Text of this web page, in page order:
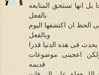
انها تستحق المتابعه
بالفعل
الحظ ان اكتشفها اليوم
وبالفعل
فى هذه الدنيا قدرا
اعجبنى موضوعات
قديمه